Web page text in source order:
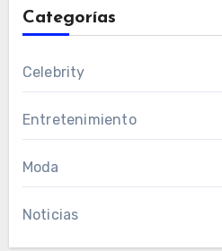
Categorías
Celebrity
Entretenimiento
Moda
Noticias